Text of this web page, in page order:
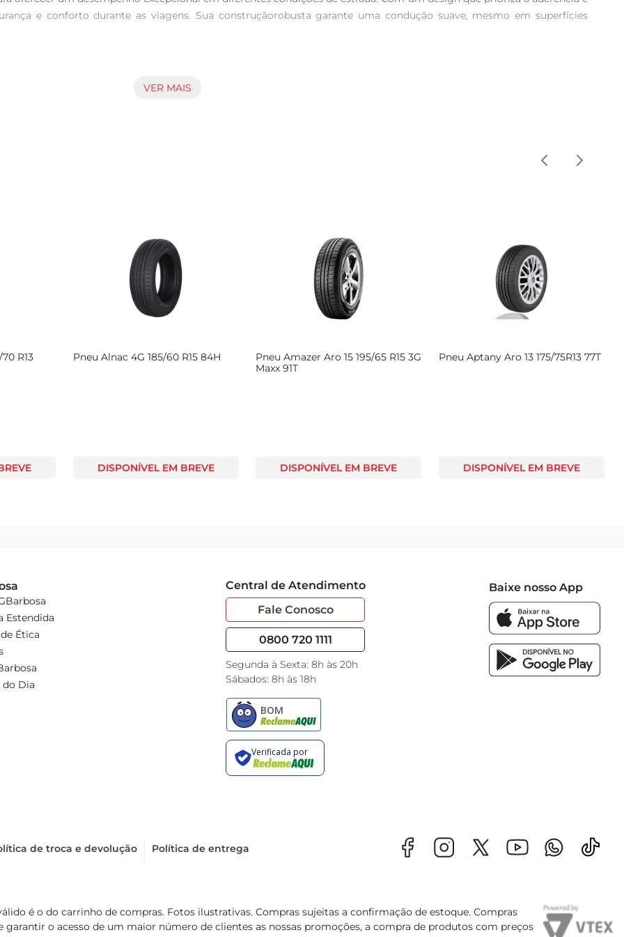
e conforto durante as viagens. Sua construçãorobusta garante uma condução suave, mesmo em superfícies
a necessidade de trocas frequentes. Além disso, o XBRI Fastway C2 é projetado para minimizar o ruído durante a
VER MAIS
R13 Pneu Alnac 4G 185/60 R15 84H
DISPONÍVEL EM BREVE
Pneu Amazer Aro 15 195/65 R15 3G
Maxx 91T
DISPONÍVEL EM BREVE
Pneu Aptany Aro 13 175/75R13 77T
DISPONÍVEL EM BREVE
Estendida
Ética
do Dia
Central de Atendimento
Fale Conosco
0800 720 1111
Segunda à Sexta: 8h às 20h
Sábados: 8h às 18h
Baixe nosso App
de troca e devolução Política de entrega
é o do carrinho de compras. Fotos ilustrativas. Compras sujeitas a confirmação de estoque. Compras
garantir o acesso de um maior número de clientes as nossas promoções, a compra de produtos com preços